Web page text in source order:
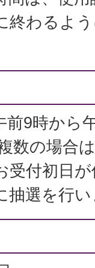
終わるよ
前9時から
数の場合
受付初日
抽選を行